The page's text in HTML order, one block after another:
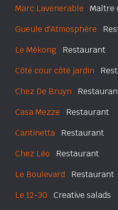
Marc Lavenerable Maître
Gueule d'Atmosphère
Le Mékong Restaurant
Côté cour côté jardin
Chez De Bruyn
Casa Mezze Restaurant
Cantinetta Restaurant
Chez Léo Restaurant
Le Boulevard Restaurant
Le 12-30 Creative salads